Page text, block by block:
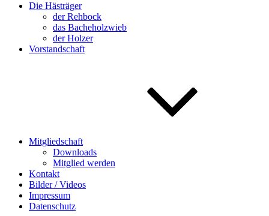
Die Hästräger
der Rehbock
das Bacheholzwieb
der Holzer
Vorstandschaft
Mitgliedschaft
Downloads
Mitglied werden
Kontakt
Bilder / Videos
Impressum
Datenschutz